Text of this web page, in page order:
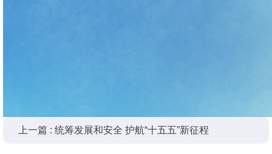
上一篇 : 统筹发展和安全 护航“十五五”新征程